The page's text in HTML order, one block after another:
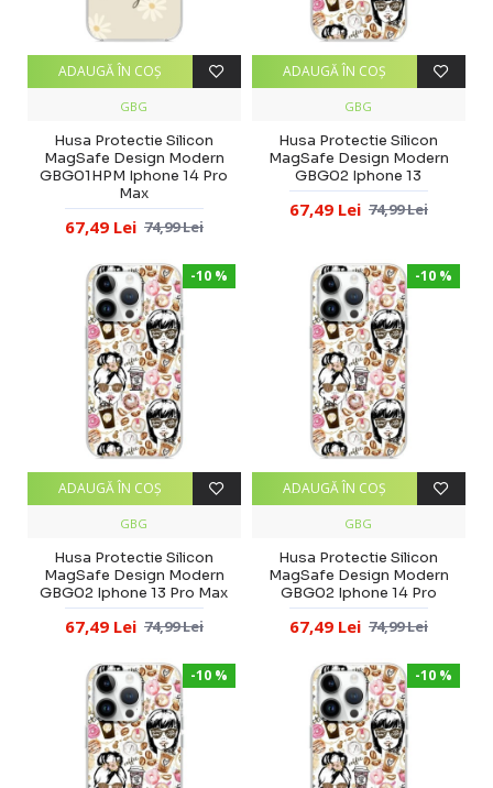
GBG
Husa Protectie Silicon
MagSafe Design Modern
GBG01HPM Iphone 14 Pro
Max
67,49 Lei 74,99 Lei
ADAUGĂ ÎN COŞ
GBG
Husa Protectie Silicon
MagSafe Design Modern
GBG02 Iphone 13
67,49 Lei 74,99 Lei
ADAUGĂ ÎN COŞ
-10 %
GBG
Husa Protectie Silicon
MagSafe Design Modern
GBG02 Iphone 13 Pro Max
67,49 Lei 74,99 Lei
ADAUGĂ ÎN COŞ
-10 %
GBG
Husa Protectie Silicon
MagSafe Design Modern
GBG02 Iphone 14 Pro
67,49 Lei 74,99 Lei
ADAUGĂ ÎN COŞ
-10 % -10 %